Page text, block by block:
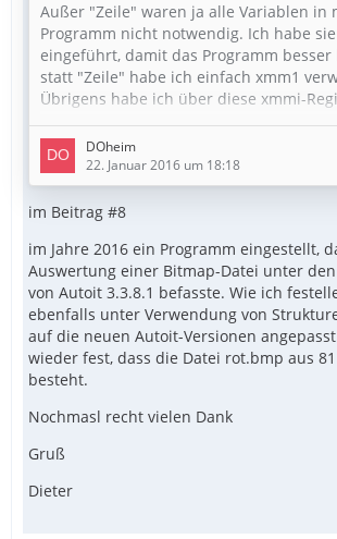
Außer "Zeile" waren ja alle Variablen in
Programm nicht notwendig. Ich habe
eingeführt, damit das Programm
statt "Zeile" habe ich einfach xmm1
Übrigens habe ich über diese xmmi-
nirgendwo etwas gefunden. Ich habe
bei Dir abgeguckt. Es scheint so zu sein,
mit anderen Registern korrespondieren
mov xmm1,eax), nicht aber mit
xmm1,0 bzw. mov xmm1,[eax]).
[…]
Das…
DOheim
22. Januar 2016 um 18:18
im Beitrag #8
im Jahre 2016 ein Programm eingestellt,
Auswertung einer Bitmap-Datei unter
von Autoit 3.3.8.1 befasste. Wie ich
ebenfalls unter Verwendung von
auf die neuen Autoit-Versionen
wieder fest, dass die Datei rot.bmp aus
besteht.
Nochmasl recht vielen Dank
Gruß
Dieter